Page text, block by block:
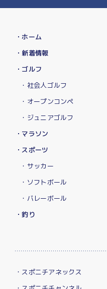
・ホーム
・新着情報
・ゴルフ
・社会人ゴルフ
・オープンコンペ
・ジュニアゴルフ
・マラソン
・スポーツ
・サッカー
・ソフトボール
・バレーボール
・釣り
・スポニチアネックス